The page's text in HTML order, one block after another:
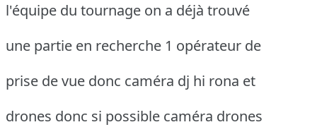
l'équipe du tournage on a déjà trouvé
une partie en recherche 1 opérateur de
prise de vue donc caméra dj hi rona et
drones donc si possible caméra drones